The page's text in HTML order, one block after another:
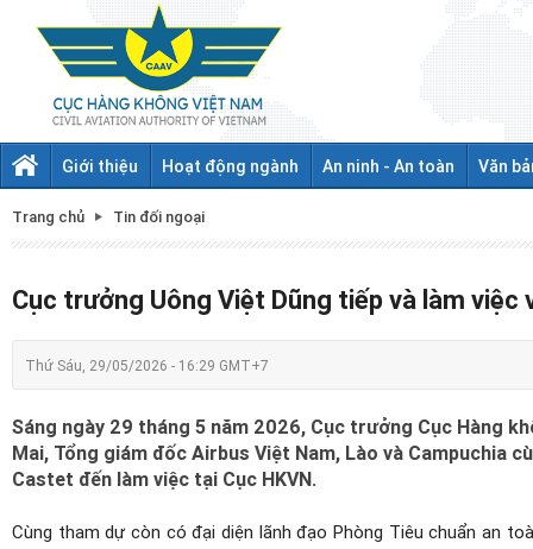
Giới thiệu Hoạt động ngành An ninh - An toàn Văn
Trang chủ Tin đối ngoại
Cục trưởng Uông Việt Dũng tiếp và làm
Thứ Sáu, 29/05/2026 - 16:29 GMT+7
Sáng ngày 29 tháng 5 năm 2026, Cục trưởng Cục Hàng
Mai, Tổng giám đốc Airbus Việt Nam, Lào và Campuchia
Castet đến làm việc tại Cục HKVN.
Cùng tham dự còn có đại diện lãnh đạo Phòng Tiêu chuẩn an